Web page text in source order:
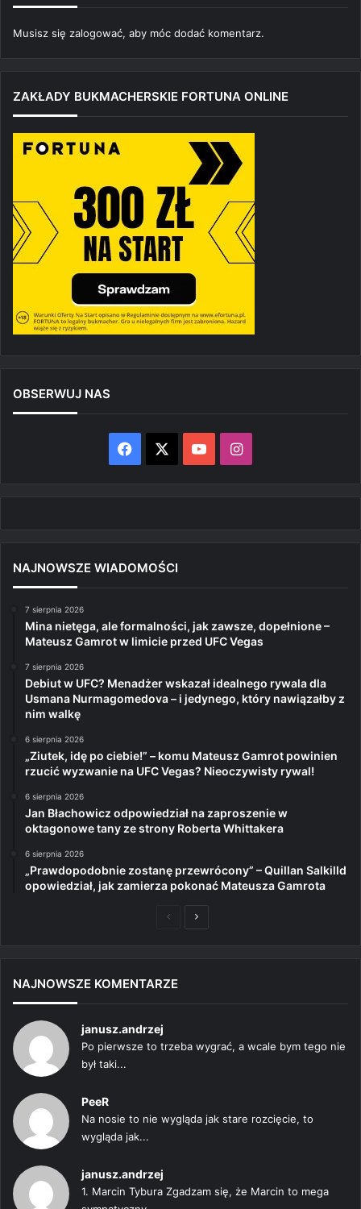
Musisz się zalogować, aby móc dodać komentarz.
ZAKŁADY BUKMACHERSKIE FORTUNA ONLINE
OBSERWUJ NAS
Facebook YouTubeInstagram
NAJNOWSZE WIADOMOŚCI
7 sierpnia 2026
Mina nietęga, ale formalności, jak zawsze, dopełnione –
Mateusz Gamrot w limicie przed UFC Vegas
7 sierpnia 2026
Debiut w UFC? Menadżer wskazał idealnego rywala dla
Usmana Nurmagomedova – i jedynego, który nawiązałby z
nim walkę
6 sierpnia 2026
„Ziutek, idę po ciebie!” – komu Mateusz Gamrot powinien
rzucić wyzwanie na UFC Vegas? Nieoczywisty rywal!
6 sierpnia 2026
Jan Błachowicz odpowiedział na zaproszenie w
oktagonowe tany ze strony Roberta Whittakera
6 sierpnia 2026
„Prawdopodobnie zostanę przewrócony” – Quillan Salkilld
opowiedział, jak zamierza pokonać Mateusza Gamrota
PoprzedniaNastępna
NAJNOWSZE KOMENTARZE
janusz.andrzej
Po pierwsze to trzeba wygrać, a wcale bym tego nie
był taki...
PeeR
Na nosie to nie wygląda jak stare rozcięcie, to
wygląda jak...
janusz.andrzej
1. Marcin Tybura Zgadzam się, że Marcin to mega